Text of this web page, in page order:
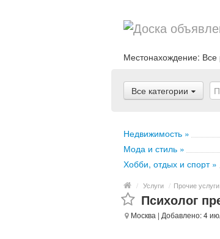
Местонахождение: Все
Все категории
Недвижимость »
Мода и стиль »
Хобби, отдых и спорт »
/ Услуги / Прочие услуги
Психолог
Москва | Добавлено: 4